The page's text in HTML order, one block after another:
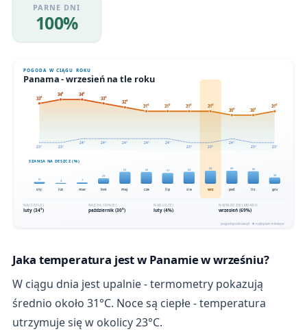
PARNE DNI
100%
Jaka temperatura jest w Panamie w wrześniu?
W ciągu dnia jest upalnie - termometry pokazują
średnio około 31°C. Noce są ciepłe - temperatura
utrzymuje się w okolicy 23°C.